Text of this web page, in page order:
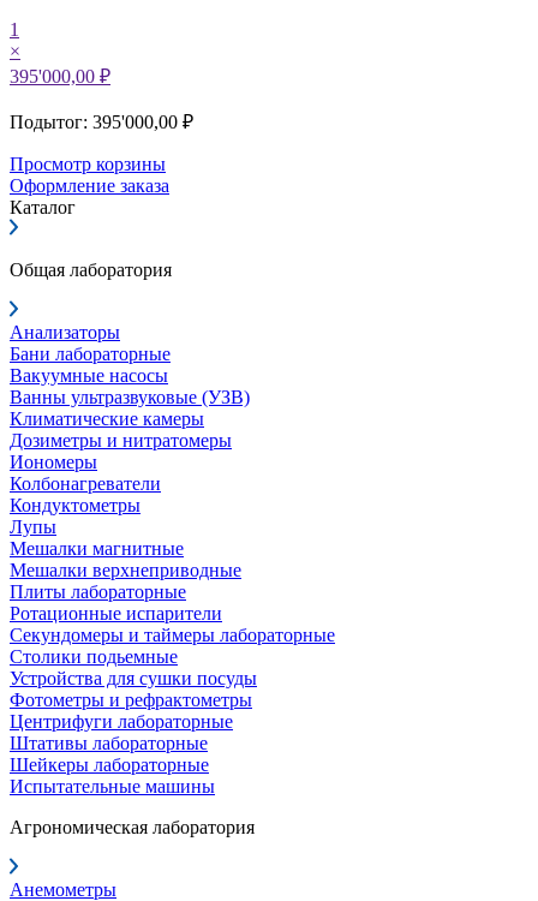
1
×
395'000,00 ₽
Подытог: 395'000,00 ₽
Просмотр корзины
Оформление заказа
Каталог
Общая лаборатория
Анализаторы
Бани лабораторные
Вакуумные насосы
Ванны ультразвуковые (УЗВ)
Климатические камеры
Дозиметры и нитратомеры
Иономеры
Колбонагреватели
Кондуктометры
Лупы
Мешалки магнитные
Мешалки верхнеприводные
Плиты лабораторные
Ротационные испарители
Секундомеры и таймеры лабораторные
Столики подьемные
Устройства для сушки посуды
Фотометры и рефрактометры
Центрифуги лабораторные
Штативы лабораторные
Шейкеры лабораторные
Испытательные машины
Агрономическая лаборатория
Анемометры